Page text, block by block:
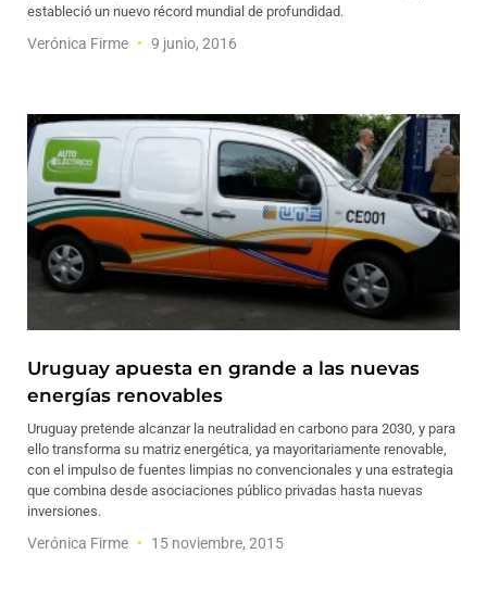
estableció un nuevo récord mundial de profundidad.
Verónica Firme 9 junio, 2016
Uruguay apuesta en grande a las nuevas
energías renovables
Uruguay pretende alcanzar la neutralidad en carbono para 2030, y para
ello transforma su matriz energética, ya mayoritariamente renovable,
con el impulso de fuentes limpias no convencionales y una estrategia
que combina desde asociaciones público privadas hasta nuevas
inversiones.
Verónica Firme 15 noviembre, 2015